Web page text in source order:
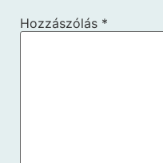
Hozzászólás *